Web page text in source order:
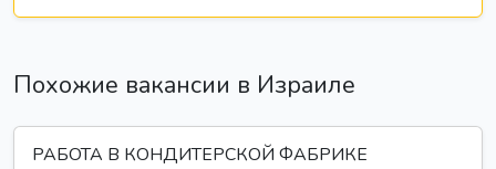
Похожие вакансии в Израиле
РАБОТА В КОНДИТЕРСКОЙ ФАБРИКЕ